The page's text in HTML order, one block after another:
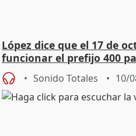
López dice que el 17 de
funcionar el prefijo 400
comerciales
Sonido Totales 10/